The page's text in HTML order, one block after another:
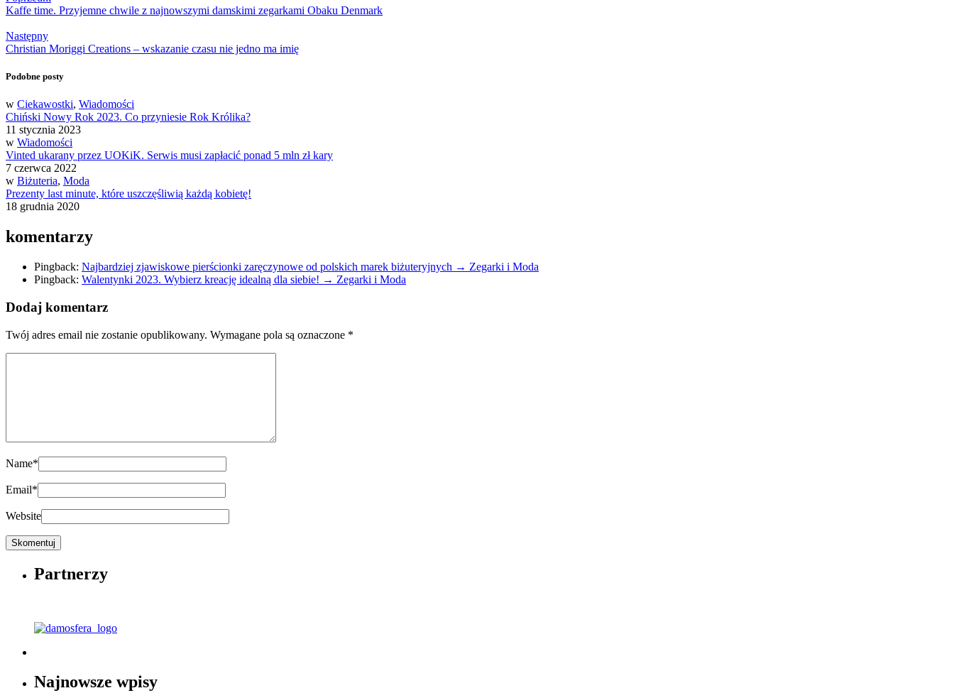
Kaffe time. Przyjemne chwile z najnowszymi damskimi zegarkami Obaku Denmark
Następny
Christian Moriggi Creations – wskazanie czasu nie jedno ma imię
Podobne posty
w Ciekawostki, Wiadomości
Chiński Nowy Rok 2023. Co przyniesie Rok Królika?
11 stycznia 2023
w Wiadomości
Vinted ukarany przez UOKiK. Serwis musi zapłacić ponad 5 mln zł kary
7 czerwca 2022
w Biżuteria, Moda
Prezenty last minute, które uszczęśliwią każdą kobietę!
18 grudnia 2020
komentarzy
Pingback: Najbardziej zjawiskowe pierścionki zaręczynowe od polskich marek biżuteryjnych → Zegarki i Moda
Pingback: Walentynki 2023. Wybierz kreację idealną dla siebie! → Zegarki i Moda
Dodaj komentarz
Twój adres email nie zostanie opublikowany. Wymagane pola są oznaczone *
Name*
Email*
Website
Partnerzy
Najnowsze wpisy